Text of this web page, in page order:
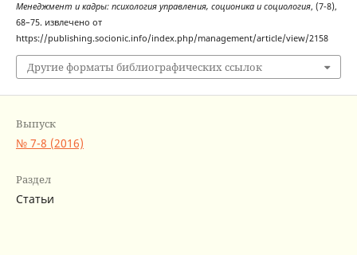
Менеджмент и кадры: психология управления, соционика и социология, (7-8),
68–75. извлечено от
https://publishing.socionic.info/index.php/management/article/view/2158
Другие форматы библиографических ссылок
Выпуск
№ 7-8 (2016)
Раздел
Статьи